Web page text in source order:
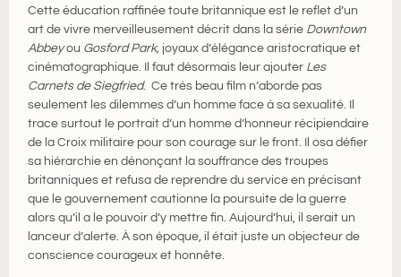
Cette éducation raffinée toute britannique est le reflet d’un
art de vivre merveilleusement décrit dans la série Downtown
Abbeyou Gosford Park, joyaux d’élégance aristocratique et
cinématographique. Il faut désormais leur ajouter Les
Carnets de Siegfried. Ce très beau film n’aborde pas
seulement les dilemmes d’un homme face à sa sexualité. Il
trace surtout le portrait d’un homme d’honneur récipiendaire
de la Croix militaire pour son courage sur le front. Il osa défier
sa hiérarchie en dénonçant la souffrance des troupes
britanniques et refusa de reprendre du service en précisant
que le gouvernement cautionne la poursuite de la guerre
alors qu’il a le pouvoir d’y mettre fin. Aujourd’hui, il serait un
lanceur d’alerte. À son époque, il était juste un objecteur de
conscience courageux et honnête.